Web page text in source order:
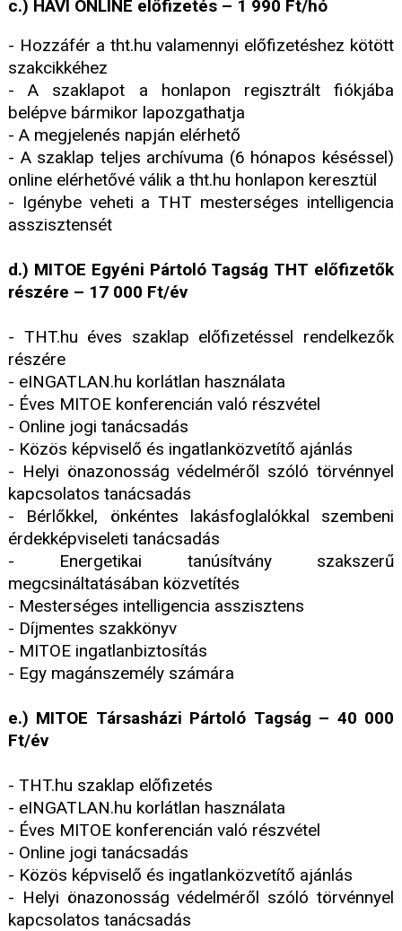
c.) HAVI ONLINE előfizetés – 1 990 Ft/hó
- Hozzáfér a tht.hu valamennyi előfizetéshez kötött
szakcikkéhez
- A szaklapot a honlapon regisztrált fiókjába
belépve bármikor lapozgathatja
- A megjelenés napján elérhető
- A szaklap teljes archívuma (6 hónapos késéssel)
online elérhetővé válik a tht.hu honlapon keresztül
- Igénybe veheti a THT mesterséges intelligencia
asszisztensét
d.) MITOE Egyéni Pártoló Tagság THT előfizetők
részére – 17 000 Ft/év
- THT.hu éves szaklap előfizetéssel rendelkezők
részére
- eINGATLAN.hu korlátlan használata
- Éves MITOE konferencián való részvétel
- Online jogi tanácsadás
- Közös képviselő és ingatlanközvetítő ajánlás
- Helyi önazonosság védelméről szóló törvénnyel
kapcsolatos tanácsadás
- Bérlőkkel, önkéntes lakásfoglalókkal szembeni
érdekképviseleti tanácsadás
- Energetikai tanúsítvány szakszerű
megcsináltatásában közvetítés
- Mesterséges intelligencia asszisztens
- Díjmentes szakkönyv
- MITOE ingatlanbiztosítás
- Egy magánszemély számára
e.) MITOE Társasházi Pártoló Tagság – 40 000
Ft/év
- THT.hu szaklap előfizetés
- eINGATLAN.hu korlátlan használata
- Éves MITOE konferencián való részvétel
- Online jogi tanácsadás
- Közös képviselő és ingatlanközvetítő ajánlás
- Helyi önazonosság védelméről szóló törvénnyel
kapcsolatos tanácsadás